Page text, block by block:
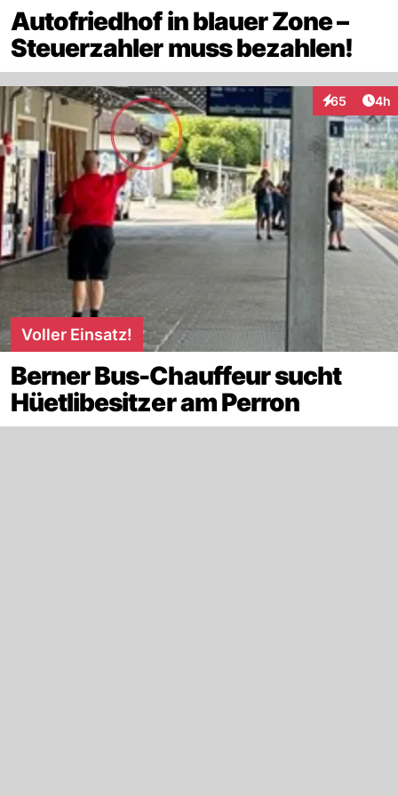
Autofriedhof in blauer Zone –
Steuerzahler muss bezahlen!
65
Interaktionen
4h
Voller Einsatz!
Berner Bus-Chauffeur sucht
Hüetlibesitzer am Perron